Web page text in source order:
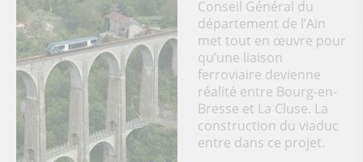
Conseil Général du
département de l’Ain
met tout en œuvre pour
qu’une liaison
ferroviaire devienne
réalité entre Bourg-en-
Bresse et La Cluse. La
construction du viaduc
entre dans ce projet.